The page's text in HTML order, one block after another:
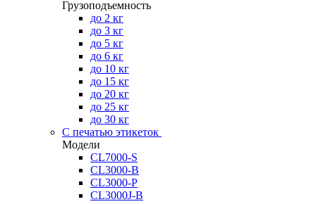
Грузоподъемность
до 2 кг
до 3 кг
до 5 кг
до 6 кг
до 10 кг
до 15 кг
до 20 кг
до 25 кг
до 30 кг
С печатью этикеток
Модели
CL7000-S
CL3000-B
CL3000-P
CL3000J-B